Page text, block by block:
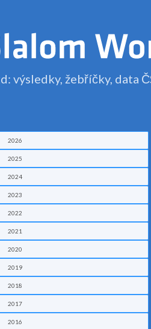
výsledky, žebříčky, data
2026
2025
2024
2023
2022
2021
2020
2019
2018
2017
2016